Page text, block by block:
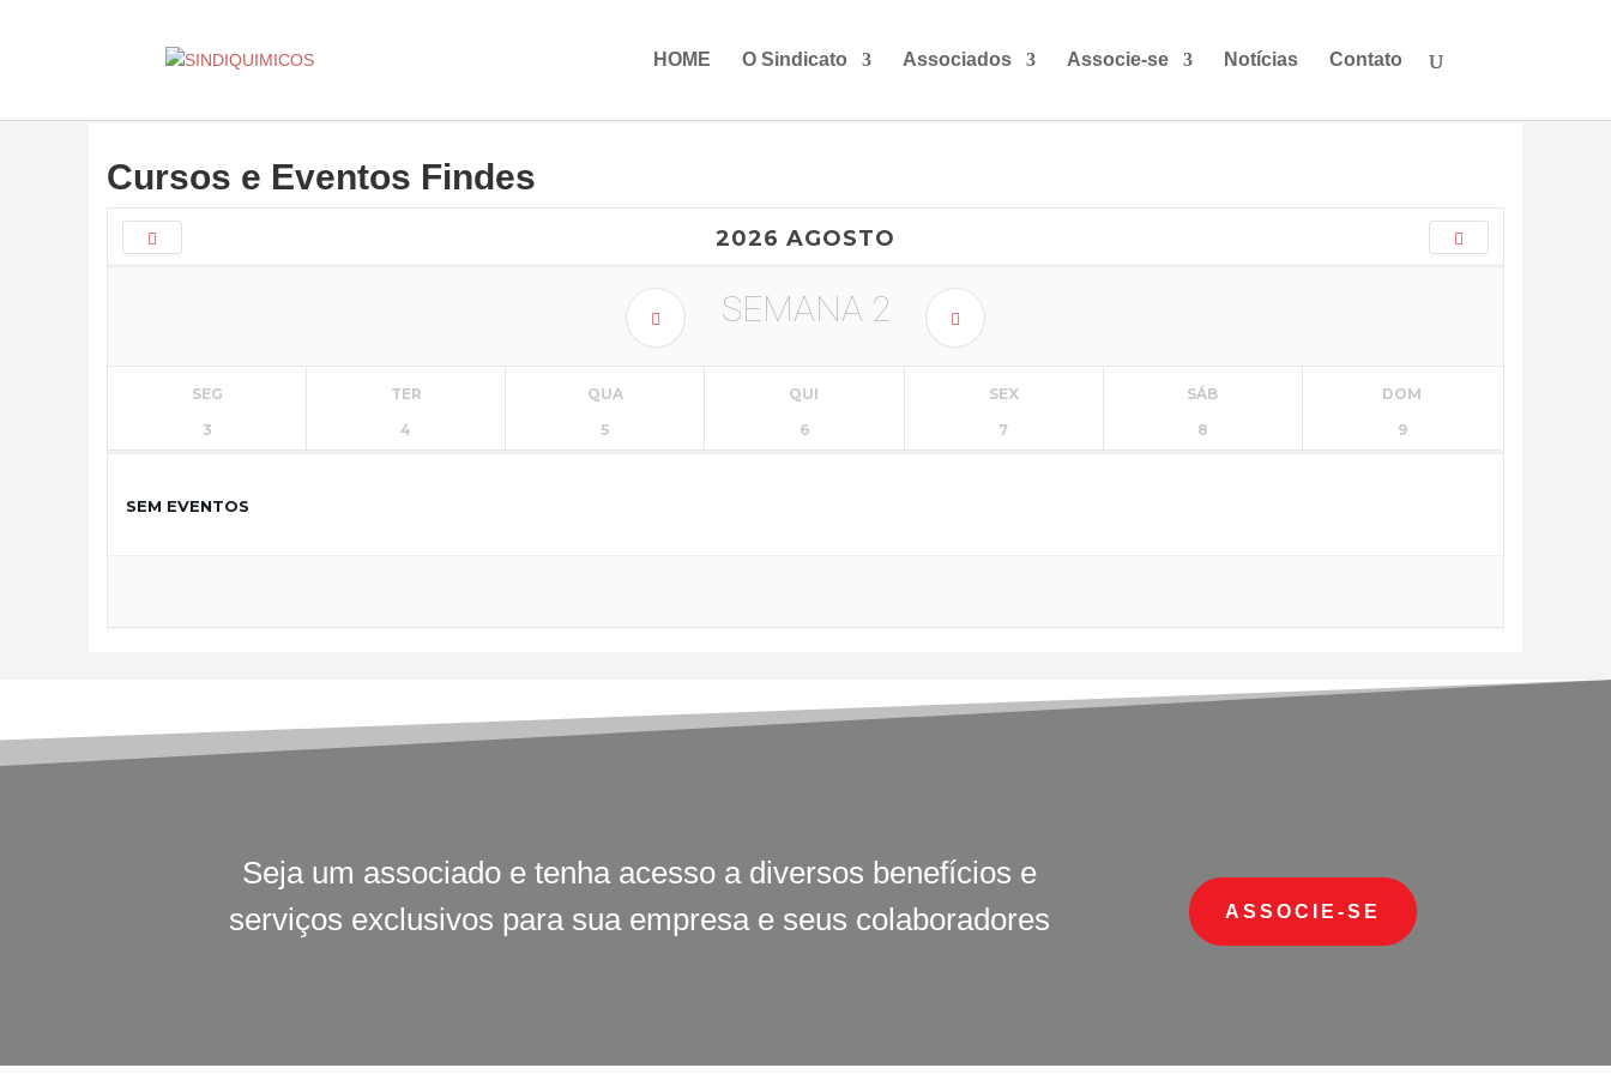
HOME O Sindicato Associados Associe-se Notícias Contato
Cursos e Eventos Findes
2026 AGOSTO
SEMANA 2
SEG
3
TER
4
QUA
5
QUI
6
SEX
7
SÁB
8
DOM
9
SEM EVENTOS
Seja um associado e tenha acesso a diversos benefícios e
serviços exclusivos para sua empresa e seus colaboradores
ASSOCIE-SE